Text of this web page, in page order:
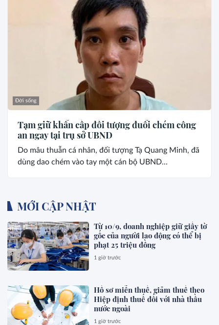
Đời sống
Tạm giữ khẩn cấp đối tượng đuổi chém công
an ngay tại trụ sở UBND
Do mâu thuẫn cá nhân, đối tượng Tạ Quang Minh, đã
dùng dao chém vào tay một cán bộ UBND...
MỚI CẬP NHẬT
Từ 10/9, doanh nghiệp giữ giấy tờ
gốc của người lao động có thể bị
phạt 25 triệu đồng
1 giờ trước
Hồ sơ miễn thuế, giảm thuế theo
Hiệp định thuế đối với nhà thầu
nước ngoài
1 giờ trước